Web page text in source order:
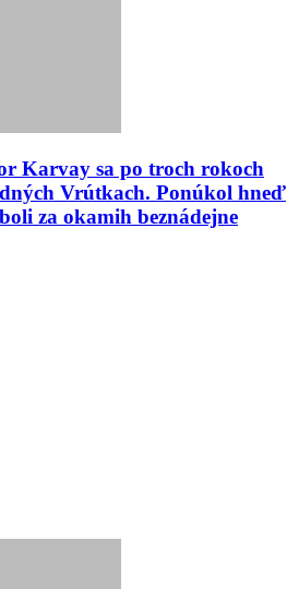
Karvay sa po troch rokoch
Vrútkach. Ponúkol hneď
za okamih beznádejne